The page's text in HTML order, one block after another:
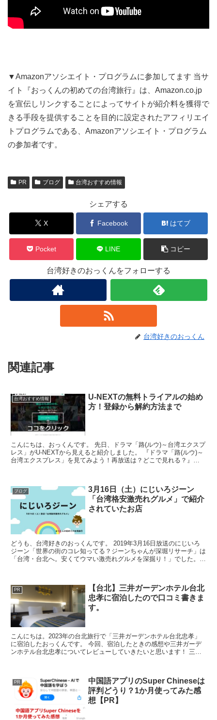
▼Amazonアソシエイト・プログラムに参加してます 当サ
イト『おっくんの初めての台湾旅行』は、Amazon.co.jp
を宣伝しリンクすることによってサイトが紹介料を獲得で
きる手段を提供することを目的に設定されたアフィリエイ
トプログラムである、Amazonアソシエイト・プログラム
の参加者です。
PR ブログ 台湾おすすめ情報
シェアする
X Facebook はてブ
Pocket LINE コピー
台湾好きのおっくんをフォローする
台湾好きのおっくん
関連記事
台湾おすすめ情報
U-NEXTの無料トライアルの始め
方！登録から解約方法まで
こんにちは、おっくんです。 先日、ドラマ「路(ルウ)～台湾エクスプ
レス」がU-NEXTから見えると紹介しました。 『ドラマ「路(ルウ)～
台湾エクスプレス」を見てみよう！再放送は？どこで見れる？』
ブログ
3月16日（土）にじいろジーン
「台湾格安激売れグルメ」で紹介
されていたお店
どうも、台湾好きのおっくんです。 2019年3月16日放送のにじいろ
ジーン「世界の街のコレ知ってる？ジーンちゃんが深堀リサーチ」は
「台湾・台北へ。安くてウマい激売れグルメを深掘り！」でした。
PR
【台北】三井ガーデンホテル台北
忠孝に宿泊したので口コミ書きま
す。
こんにちは。2023年の台北旅行で「三井ガーデンホテル台北忠孝」
に宿泊したおっくんです。 今回、宿泊したときの感想や三井ガーデ
ンホテル台北忠孝についてレビューしていきたいと思います！ 三井
PR
中国語アプリのSuper Chineseは
評判どうり？1か月使ってみた感
想【PR】